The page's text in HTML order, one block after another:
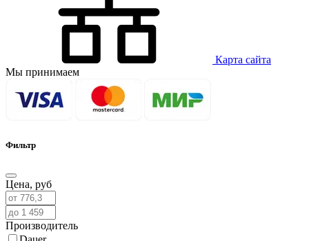
Карта сайта
Мы принимаем
Фильтр
Цена, руб
Производитель